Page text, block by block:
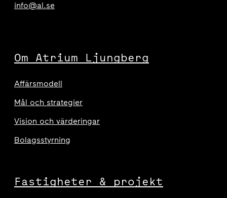
info@al.se
Om Atrium Ljungberg
Affärsmodell
Mål och strategier
Vision och värderingar
Bolagsstyrning
Fastigheter & projekt